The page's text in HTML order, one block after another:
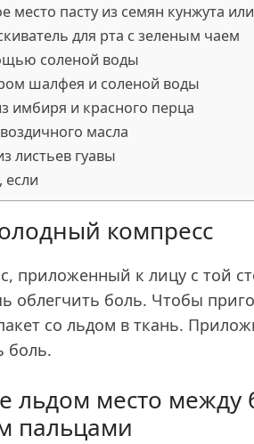
место пасту из семян кунжута
для рта с зеленым чаем
соленой воды
шалфея и соленой воды
имбиря и красного перца
масла
листьев гуавы
если
компресс
приложенный к лицу с той
облегчить боль. Чтобы
со льдом в ткань.
боль.
льдом место
пальцами